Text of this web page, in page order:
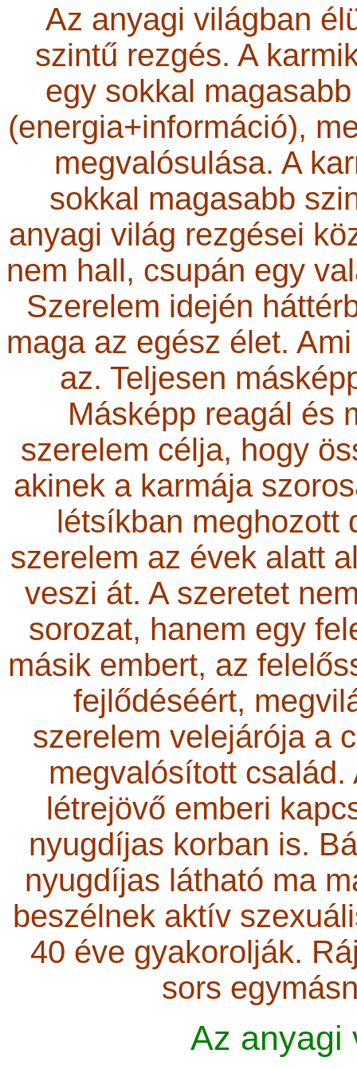
Az anyagi világban
szintű rezgés. A
egy sokkal
(energia+információ),
megvalósulása. A
sokkal magasabb
anyagi világ rezgései
nem hall, csupán egy
Szerelem idején
maga az egész élet.
az. Teljesen
Másképp reagál és
szerelem célja, hogy
akinek a karmája
létsíkban meghozott
szerelem az évek alatt
veszi át. A szeretet
sorozat, hanem egy
másik embert, az
fejlődéséért,
szerelem velejárója a
megvalósított
létrejövő emberi
nyugdíjas korban is.
nyugdíjas látható ma
beszélnek aktív
40 éve gyakorolják.
sors
Az anyagi